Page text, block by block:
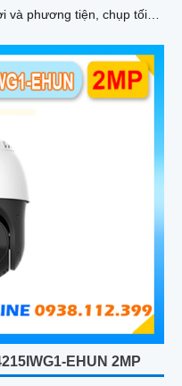
và phương tiện, chụp tối
EHUN 2MP